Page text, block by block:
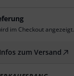
im Checkout angezeigt.
Infos zum Versand